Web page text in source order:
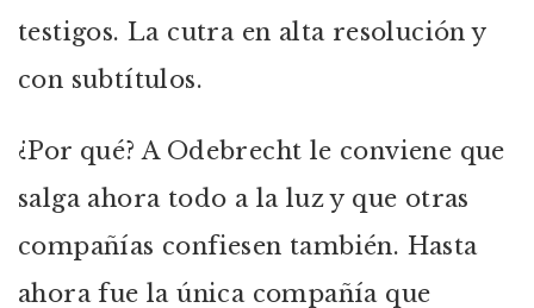
testigos. La cutra en alta resolución y
con subtítulos.
¿Por qué? A Odebrecht le conviene que
salga ahora todo a la luz y que otras
compañías confiesen también. Hasta
ahora fue la única compañía que